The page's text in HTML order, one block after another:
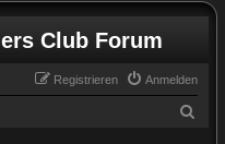
Club Forum
Anmelden
Registrieren